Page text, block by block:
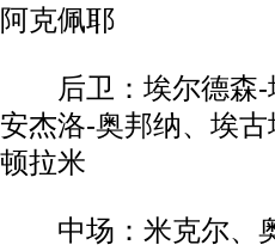
阿克佩耶
后卫：埃尔德森-
安杰洛-奥邦纳、埃
顿拉米
中场：米克尔、奥